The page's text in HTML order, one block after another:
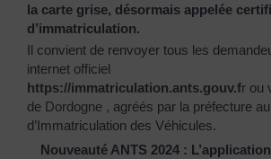
la carte grise, désormais appelée
d’immatriculation.
Il convient de renvoyer tous les
internet officiel
https://immatriculation.ants.gouv.fr ou
de Dordogne , agréés par la préfecture
d’Immatriculation des Véhicules.
Nouveauté ANTS 2024 :